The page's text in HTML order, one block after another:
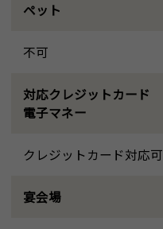
ペット
不可
対応クレジットカード
電子マネー
クレジットカード対応可
宴会場